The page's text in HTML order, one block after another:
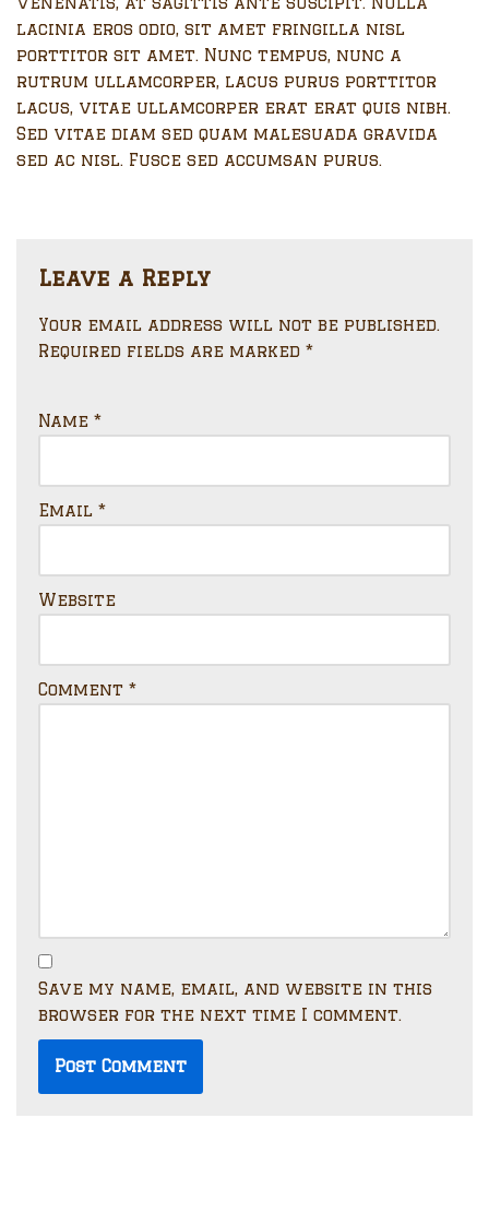
lacinia eros odio, sit amet fringilla nisl
porttitor sit amet. Nunc tempus, nunc a
rutrum ullamcorper, lacus purus porttitor
lacus, vitae ullamcorper erat erat quis nibh.
Sed vitae diam sed quam malesuada gravida
sed ac nisl. Fusce sed accumsan purus.
Leave a Reply
Your email address will not be published.
Required fields are marked *
Name *
Email *
Website
Comment *
Save my name, email, and website in this
browser for the next time I comment.